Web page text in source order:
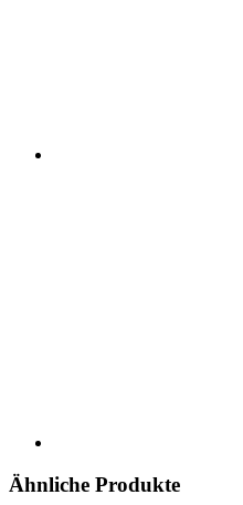
Ähnliche Produkte